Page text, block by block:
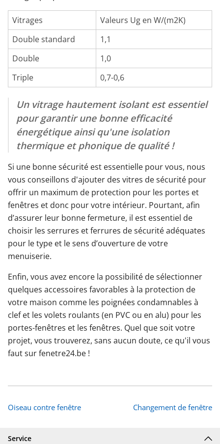
Vitrages
Valeurs Ug en W/(m2K)
Double standard
1,1
Double
1,0
Triple
0,7-0,6
Un vitrage hautement isolant est essentiel
pour garantir une bonne efficacité
énergétique ainsi qu'une isolation
thermique et phonique de qualité !
Si une bonne sécurité est essentielle pour vous, nous
vous conseillons d'ajouter des vitres de sécurité pour
offrir un maximum de protection pour les portes et
fenêtres et donc pour votre intérieur. Pourtant, afin
d’assurer leur bonne fermeture, il est essentiel de
choisir les serrures et ferrures de sécurité adéquates
pour le type et le sens d’ouverture de votre
menuiserie.
Enfin, vous avez encore la possibilité de sélectionner
quelques accessoires favorables à la protection de
votre maison comme les poignées condamnables à
clef et les volets roulants (en PVC ou en alu) pour les
portes-fenêtres et les fenêtres. Quel que soit votre
projet, vous trouverez, sans aucun doute, ce qu'il vous
faut sur fenetre24.be !
Oiseau contre fenêtre Changement de fenêtre
Service